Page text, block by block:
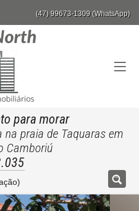
(47) 99673-1309 (WhatsApp)
para morar
praia de Taquaras em
Camboriú